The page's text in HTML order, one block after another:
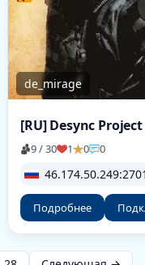
de_mirage
[RU] Desync
9 / 30 1 0 0
Подробнее